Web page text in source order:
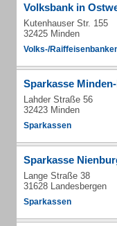
Volksbank in
Kutenhauser Str. 155
32425 Minden
Volks-/
Sparkasse
Lahder Straße 56
32423 Minden
Sparkassen
Sparkasse
Lange Straße 38
31628 Landesbergen
Sparkassen